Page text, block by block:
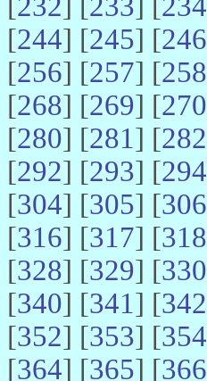
[244] [245] [246
[256] [257] [258
[268] [269] [270
[280] [281] [282
[292] [293] [294
[304] [305] [306
[316] [317] [318
[328] [329] [330
[340] [341] [342
[352] [353] [354
[364] [365] [366